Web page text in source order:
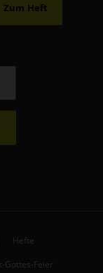
Zum Heft
Hefte
Gottes-Feier